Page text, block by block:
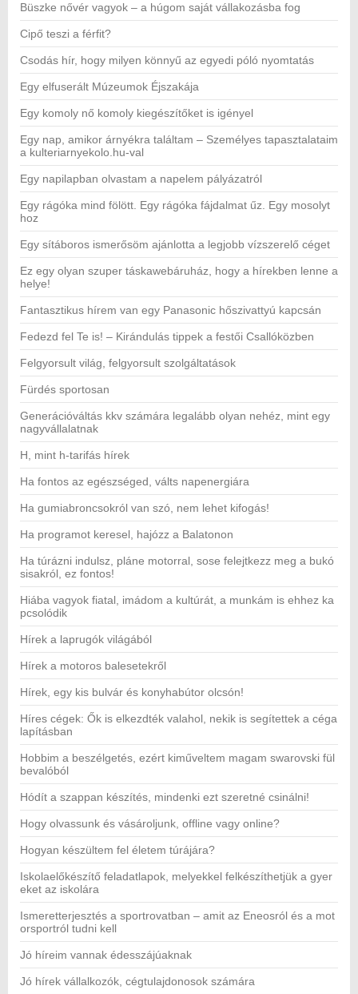
Büszke nővér vagyok – a húgom saját vállakozásba fog
Cipő teszi a férfit?
Csodás hír, hogy milyen könnyű az egyedi póló nyomtatás
Egy elfuserált Múzeumok Éjszakája
Egy komoly nő komoly kiegészítőket is igényel
Egy nap, amikor árnyékra találtam – Személyes tapasztalataim
a kulteriarnyekolo.hu-val
Egy napilapban olvastam a napelem pályázatról
Egy rágóka mind fölött. Egy rágóka fájdalmat űz. Egy mosolyt
hoz
Egy sítáboros ismerősöm ajánlotta a legjobb vízszerelő céget
Ez egy olyan szuper táskawebáruház, hogy a hírekben lenne a
helye!
Fantasztikus hírem van egy Panasonic hőszivattyú kapcsán
Fedezd fel Te is! – Kirándulás tippek a festői Csallóközben
Felgyorsult világ, felgyorsult szolgáltatások
Fürdés sportosan
Generációváltás kkv számára legalább olyan nehéz, mint egy
nagyvállalatnak
H, mint h-tarifás hírek
Ha fontos az egészséged, válts napenergiára
Ha gumiabroncsokról van szó, nem lehet kifogás!
Ha programot keresel, hajózz a Balatonon
Ha túrázni indulsz, pláne motorral, sose felejtkezz meg a bukó
sisakról, ez fontos!
Hiába vagyok fiatal, imádom a kultúrát, a munkám is ehhez ka
pcsolódik
Hírek a laprugók világából
Hírek a motoros balesetekről
Hírek, egy kis bulvár és konyhabútor olcsón!
Híres cégek: Ők is elkezdték valahol, nekik is segítettek a céga
lapításban
Hobbim a beszélgetés, ezért kiműveltem magam swarovski fül
bevalóból
Hódít a szappan készítés, mindenki ezt szeretné csinálni!
Hogy olvassunk és vásároljunk, offline vagy online?
Hogyan készültem fel életem túrájára?
Iskolaelőkészítő feladatlapok, melyekkel felkészíthetjük a gyer
eket az iskolára
Ismeretterjesztés a sportrovatban – amit az Eneosról és a mot
orsportról tudni kell
Jó híreim vannak édesszájúaknak
Jó hírek vállalkozók, cégtulajdonosok számára